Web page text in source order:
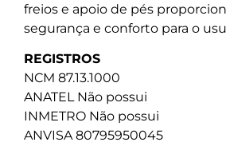
freios e apoio de pés
segurança e conforto para o
REGISTROS
NCM 87.13.1000
ANATEL Não possui
INMETRO Não possui
ANVISA 80795950045